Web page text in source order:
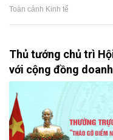
Toàn cảnh Kinh tế
Thủ tướng chủ trì
với cộng đồng